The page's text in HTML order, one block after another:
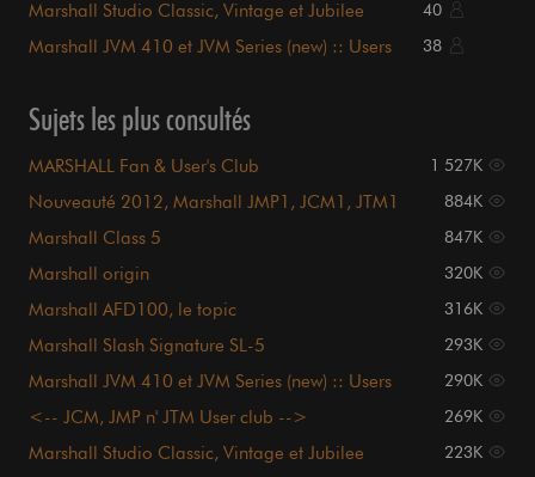
Marshall Studio Classic, Vintage et Jubilee 40
Marshall JVM 410 et JVM Series (new) :: Users
38
Sujets les plus consultés
MARSHALL Fan & User's Club 1 527K
Nouveauté 2012, Marshall JMP1, JCM1, JTM1
884K
Marshall Class 5 847K
Marshall origin 320K
Marshall AFD100, le topic 316K
Marshall Slash Signature SL-5 293K
Marshall JVM 410 et JVM Series (new) :: Users
290K
<-- JCM, JMP n' JTM User club --> 269K
Marshall Studio Classic, Vintage et Jubilee 223K